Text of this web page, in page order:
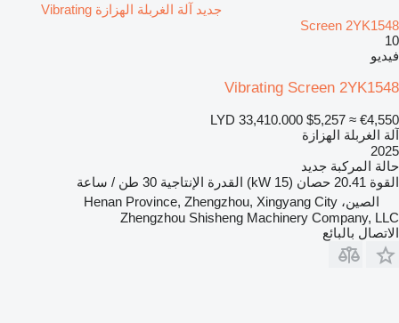
جديد آلة الغربلة الهزازة Vibrating
Screen 2YK1548
10
فيديو
Vibrating Screen 2YK1548
LYD 33,410.000 $5,257 ≈ €4,550
آلة الغربلة الهزازة
2025
حالة المركبة جديد
القوة 20.41 حصان (15 kW) القدرة الإنتاجية 30 طن / ساعة
الصين، Henan Province, Zhengzhou, Xingyang City
Zhengzhou Shisheng Machinery Company, LLC
الاتصال بالبائع